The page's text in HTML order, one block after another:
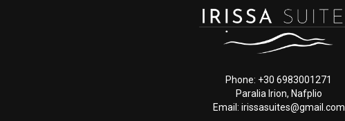
Phone: +30 6983001271
Paralia Irion, Nafplio
Email: irissasuites@gmail.com